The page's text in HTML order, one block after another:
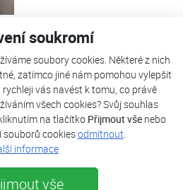
soukromí
soubory cookies. Některé z nich
zatímco jiné nám pomohou vylepšit
vás navést k tomu, co právě
všech cookies? Svůj souhlas
na tlačítko Přijmout všenebo
souborů cookiesodmítnout.
informace
vše
neo 14T je použito pro
a ohřevu teplé užitkové vody.
elektrokotel instalovaný v
13 kW
FUJI Kaiteki neo 14T